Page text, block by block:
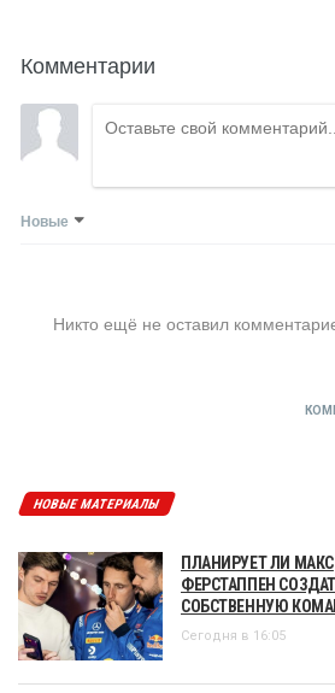
Комментарии
Новые
Никто ещё не оставил
НОВЫЕ МАТЕРИАЛЫ
ПЛАНИРУЕТ ЛИ МАКС
ФЕРСТАППЕН
СОБСТВЕННУЮ
Сегодня в 16:05